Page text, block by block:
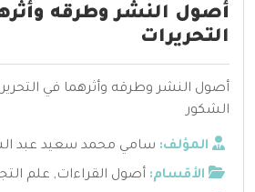
أصول النشر وطرقه
التحريرات
أصول النشر وطرقه وأثرهما في
الشكور
المؤلف: سامي محمد سعيد عبد
الأقسام: أصول القراءات, علم